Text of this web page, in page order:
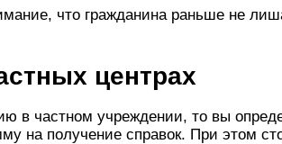
что гражданина раньше не
центрах
в частном учреждении, то вы
на получение справок. При этом